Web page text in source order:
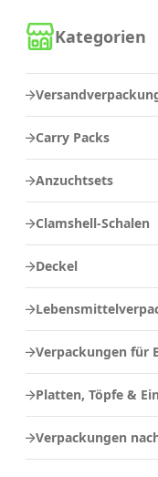
Kategorien
Carry Packs
Anzuchtsets
Clamshell-Schalen
Deckel
Verpackungen für
Platten, Töpfe &
Verpackungen